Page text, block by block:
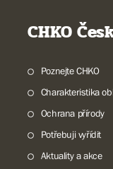
CHKO
Poznejte CHKO
Charakteristika
Ochrana přírody
Potřebuji vyřídit
Aktuality a akce